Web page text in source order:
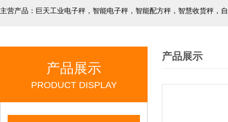
产品展示
PRODUCT DISPLAY
产品展示